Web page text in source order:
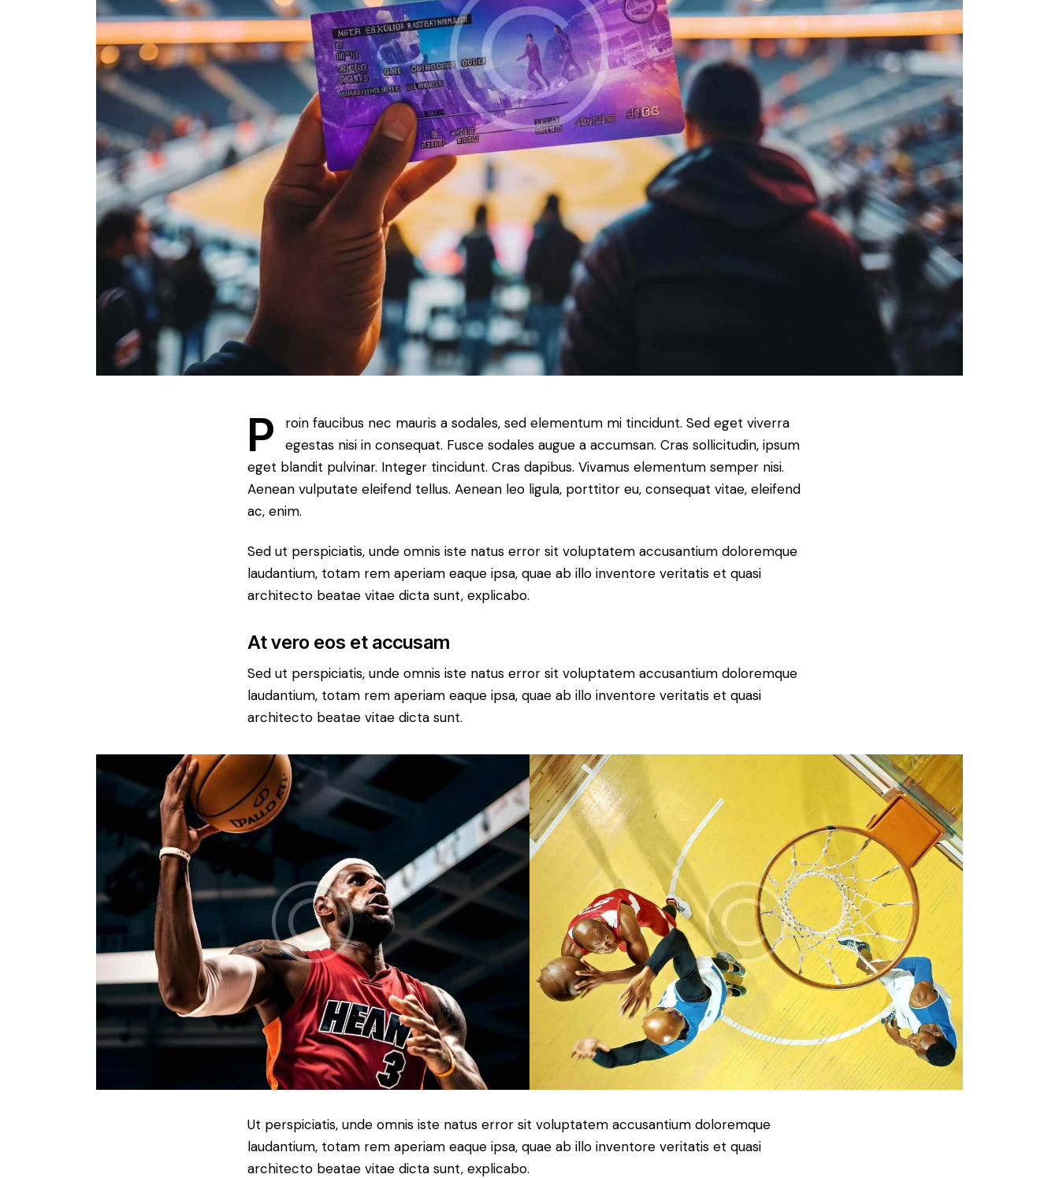
P
roin faucibus nec mauris a sodales, sed elementum mi tincidunt. Sed eget viverra
egestas nisi in consequat. Fusce sodales augue a accumsan. Cras sollicitudin, ipsum
eget blandit pulvinar. Integer tincidunt. Cras dapibus. Vivamus elementum semper nisi.
Aenean vulputate eleifend tellus. Aenean leo ligula, porttitor eu, consequat vitae, eleifend
ac, enim.
Sed ut perspiciatis, unde omnis iste natus error sit voluptatem accusantium doloremque
laudantium, totam rem aperiam eaque ipsa, quae ab illo inventore veritatis et quasi
architecto beatae vitae dicta sunt, explicabo.
At vero eos et accusam
Sed ut perspiciatis, unde omnis iste natus error sit voluptatem accusantium doloremque
laudantium, totam rem aperiam eaque ipsa, quae ab illo inventore veritatis et quasi
architecto beatae vitae dicta sunt.
Ut perspiciatis, unde omnis iste natus error sit voluptatem accusantium doloremque
laudantium, totam rem aperiam eaque ipsa, quae ab illo inventore veritatis et quasi
architecto beatae vitae dicta sunt, explicabo.